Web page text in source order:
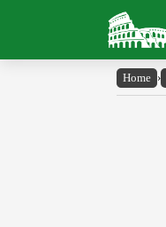
Home ›